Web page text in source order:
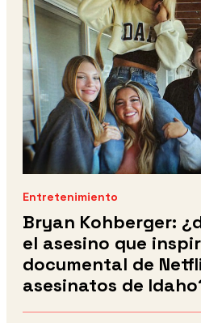
Entretenimiento
Bryan Kohberger:
el asesino que
documental de
asesinatos de